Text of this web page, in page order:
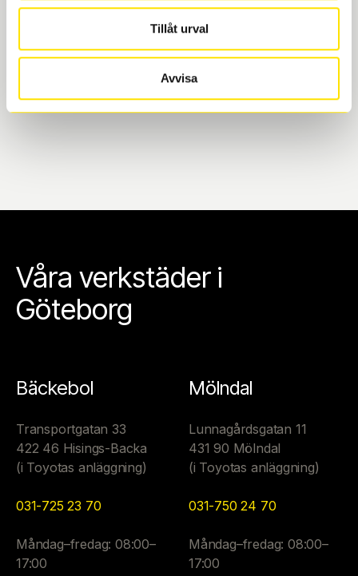
Tillåt urval
Avvisa
levereras de direkt till någon av våra däckverkstäder i
Göteborg. Välj mellan Hisingen (Bäckebol) eller
Mölndal. I beställningen anger du datum och tid för
vi till att de uppfyller alla krav för en säker körning.
Våra verkstäder i
Göteborg
Bäckebol
Transportgatan 33
422 46 Hisings-Backa
(i Toyotas anläggning)
031-725 23 70
Måndag–fredag: 08:00–
17:00
Mölndal
Lunnagårdsgatan 11
431 90 Mölndal
(i Toyotas anläggning)
031-750 24 70
Måndag–fredag: 08:00–
17:00